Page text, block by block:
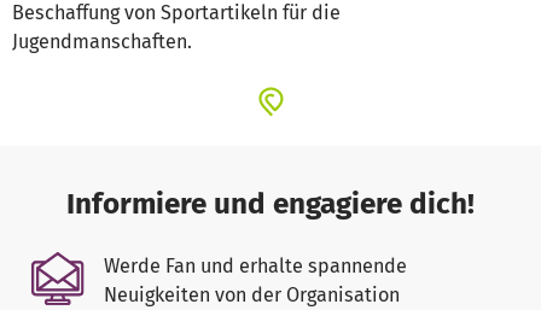
Beschaffung von Sportartikeln für die
Jugendmanschaften.
Informiere und engagiere dich!
Werde Fan und erhalte spannende
Neuigkeiten von der Organisation